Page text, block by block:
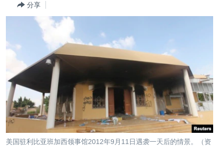
到
航
索
最新国际新闻
中东
欧洲
美洲
全球议题
分类新闻
经济·金融·贸易
人权·法律·宗教
科教·文娱·体健
劳工
环境
美中关系
热点专题
白宫要闻
美中关系
美国建国250周年
埃博拉疫情
VOA视频
VOA今日焦点
中文广播
关注我们
分享
美国驻利比亚班加西领事馆2012年9月11日遇袭一天后的情景。（资